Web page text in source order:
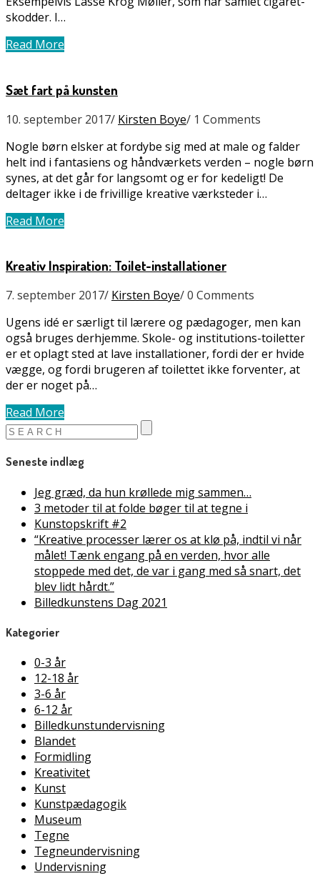
skodder. I…
Read More
Sæt fart på kunsten
10. september 2017/ Kirsten Boye/ 1 Comments
Nogle børn elsker at fordybe sig med at male og falder
helt ind i fantasiens og håndværkets verden – nogle børn
synes, at det går for langsomt og er for kedeligt! De
deltager ikke i de frivillige kreative værksteder i…
Read More
Kreativ Inspiration: Toilet-installationer
7. september 2017/ Kirsten Boye/0 Comments
Ugens idé er særligt til lærere og pædagoger, men kan
også bruges derhjemme. Skole- og institutions-toiletter
er et oplagt sted at lave installationer, fordi der er hvide
vægge, og fordi brugeren af toilettet ikke forventer, at
der er noget på…
Read More
Seneste indlæg
Jeg græd, da hun krøllede mig sammen…
3 metoder til at folde bøger til at tegne i
Kunstopskrift #2
“Kreative processer lærer os at klø på, indtil vi når
målet! Tænk engang på en verden, hvor alle
stoppede med det, de var i gang med så snart, det
blev lidt hårdt.”
Billedkunstens Dag 2021
Kategorier
0-3 år
12-18 år
3-6 år
6-12 år
Billedkunstundervisning
Blandet
Formidling
Kreativitet
Kunst
Kunstpædagogik
Museum
Tegne
Tegneundervisning
Undervisning